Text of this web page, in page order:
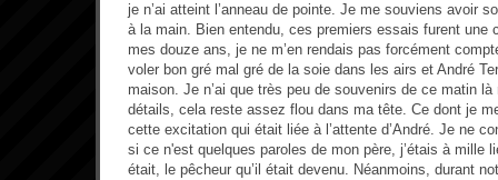
je n’ai atteint l’anneau de pointe. Je me souviens avoir
à la main. Bien entendu, ces premiers essais furent une
mes douze ans, je ne m’en rendais pas forcément
voler bon gré mal gré de la soie dans les airs et André
maison. Je n’ai que très peu de souvenirs de ce matin
détails, cela reste assez flou dans ma tête. Ce dont je
cette excitation qui était liée à l’attente d’André. Je ne
si ce n'est quelques paroles de mon père, j’étais à mille
était, le pêcheur qu’il était devenu. Néanmoins, durant